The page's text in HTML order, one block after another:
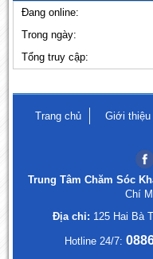
Đang online:
Trong ngày:
Tổng truy cập:
Trang chủ Giới thiệu
Trung Tâm Chăm Sóc
Chí
Địa chỉ: 125 Hai Bà
Hotline 24/7: